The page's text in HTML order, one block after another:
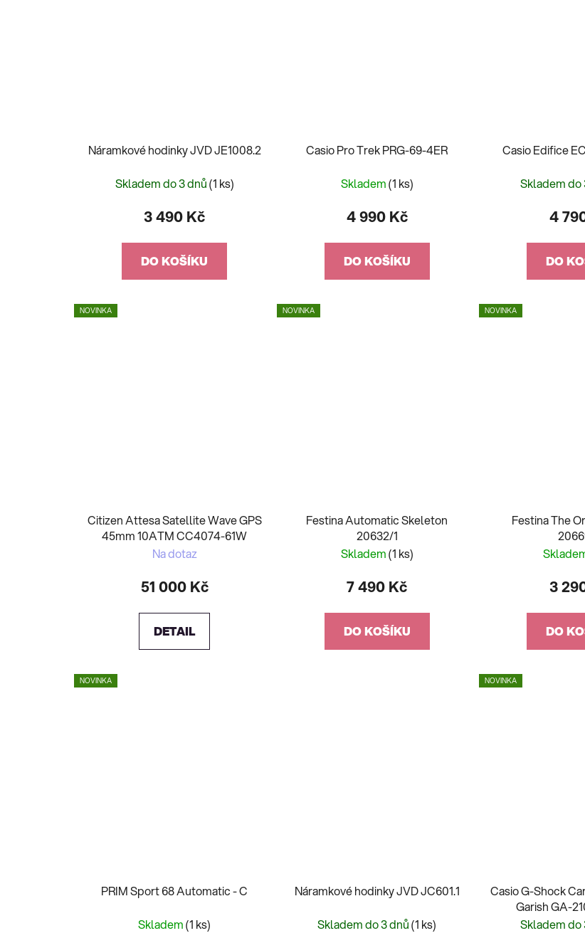
Náramkové hodinky JVD JE1008.2
Skladem do 3 dnů(1 ks)
3 490 Kč
DO KOŠÍKU
Casio Pro Trek PRG-69-4ER
Skladem(1 ks)
4 990 Kč
DO KOŠÍKU
Casio Edifice
Skladem do
4
DO
NOVINKA
Citizen Attesa Satellite Wave GPS
45mm 10ATM CC4074-61W
Na dotaz
51 000 Kč
DETAIL
NOVINKA
Festina Automatic Skeleton
20632/1
Skladem(1 ks)
7 490 Kč
DO KOŠÍKU
NOVINKA
Festina The
3
DO
NOVINKA
PRIM Sport 68 Automatic - C
Skladem(1 ks)
Náramkové hodinky JVD JC601.1
Skladem do 3 dnů(1 ks)
NOVINKA
Casio G-Shock
Garish GA-
Skladem do